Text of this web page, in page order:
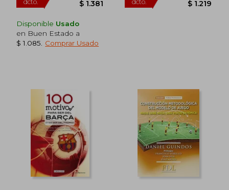
Disponible Usado
en Buen Estado a
$ 1.085
Comprar Usado